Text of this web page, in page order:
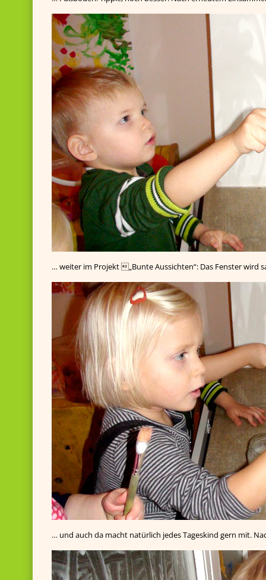
… weiter im Projekt „Bunte Aussichten“: Das Fenster wird
… und auch da macht natürlich jedes Tageskind gern mit.